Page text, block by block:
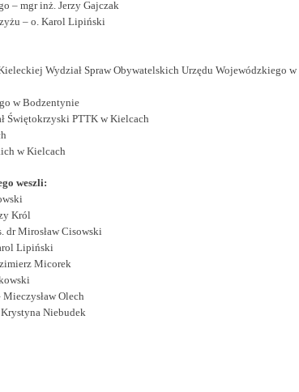
– mgr inż. Jerzy Gajczak
– o. Karol Lipiński
Wydział Spraw Obywatelskich Urzędu Wojewódzkiego
w Bodzentynie
Świętokrzyski PTTK w Kielcach
w Kielcach
weszli:
Król
dr Mirosław Cisowski
Lipiński
Micorek
Mieczysław Olech
Krystyna Niebudek